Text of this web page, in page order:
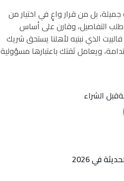
بل من قرار واعٍ في اختيار من
التفاصيل، وقارن على أساس
الذي نبنيه لأهلنا يستحق شريك
ويعامل ثقتك باعتبارها مسؤولية
قبل الشراء
في 2026